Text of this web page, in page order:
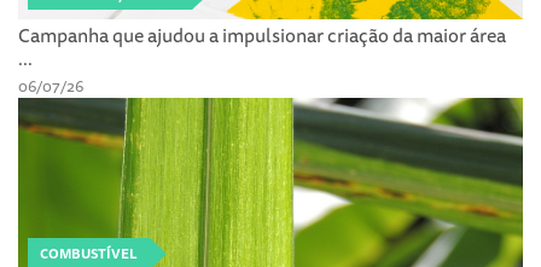
Campanha que ajudou a impulsionar criação da maior área
...
06/07/26
COMBUSTÍVEL